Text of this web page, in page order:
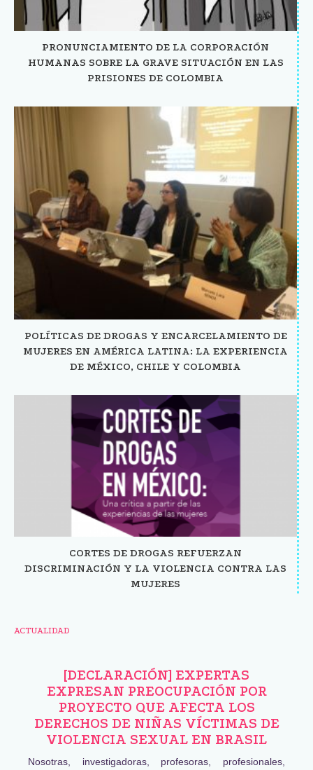
PRONUNCIAMIENTO DE LA CORPORACIÓN
HUMANAS SOBRE LA GRAVE SITUACIÓN EN LAS
PRISIONES DE COLOMBIA
POLÍTICAS DE DROGAS Y ENCARCELAMIENTO DE
MUJERES EN AMÉRICA LATINA: LA EXPERIENCIA
DE MÉXICO, CHILE Y COLOMBIA
CORTES DE DROGAS REFUERZAN
DISCRIMINACIÓN Y LA VIOLENCIA CONTRA LAS
MUJERES
ACTUALIDAD
[DECLARACIÓN] EXPERTAS
EXPRESAN PREOCUPACIÓN POR
PROYECTO QUE AFECTA LOS
DERECHOS DE NIÑAS VÍCTIMAS DE
VIOLENCIA SEXUAL EN BRASIL
Nosotras, investigadoras, profesoras, profesionales,